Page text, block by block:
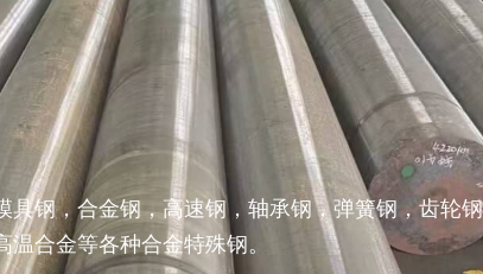
钢，合金钢，高速钢，轴承钢，弹簧钢，齿轮
合金等各种合金特殊钢。